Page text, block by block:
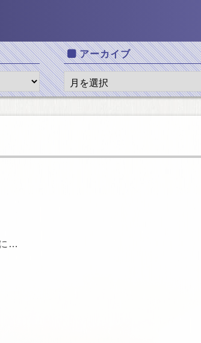
アーカイブ
…